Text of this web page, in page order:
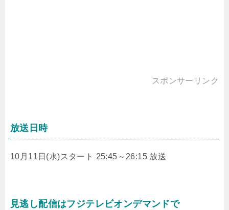
スポンサーリンク
放送日時
10月11日(水)スタート 25:45～26:15 放送
見逃し配信はフジテレビオンデマンドで